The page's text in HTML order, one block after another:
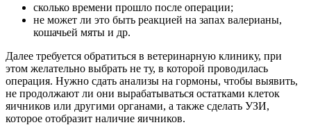
сколько времени прошло после операции;
не может ли это быть реакцией на запах валерианы,
кошачьей мяты и др.
Далее требуется обратиться в ветеринарную клинику, при
этом желательно выбрать не ту, в которой проводилась
операция. Нужно сдать анализы на гормоны, чтобы выявить,
не продолжают ли они вырабатываться остатками клеток
яичников или другими органами, а также сделать УЗИ,
которое отобразит наличие яичников.